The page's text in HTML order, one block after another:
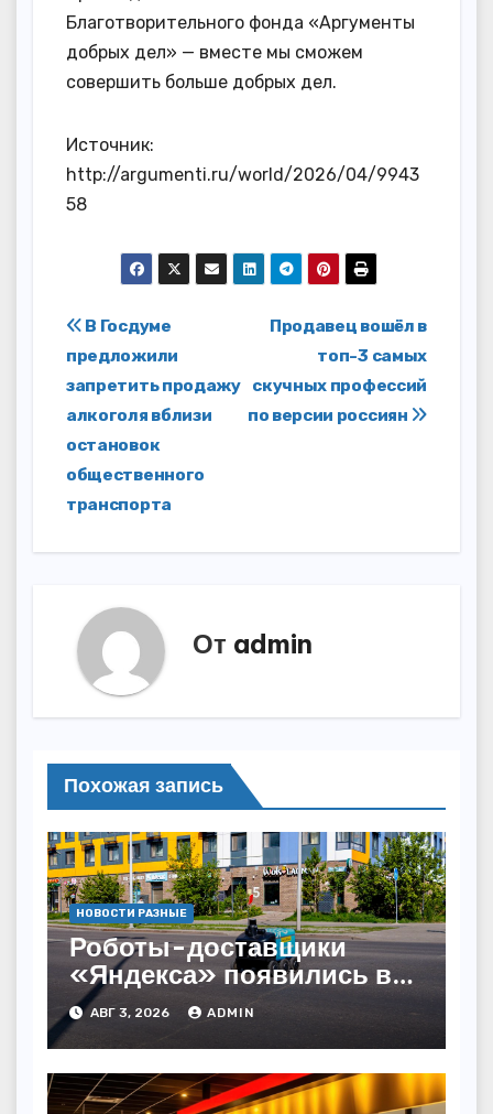
Благотворительного фонда «Аргументы
добрых дел» — вместе мы сможем
совершить больше добрых дел.
Источник:
http://argumenti.ru/world/2026/04/9943
58
Навигация
по
записям
Продавец вошёл в
топ-3 самых
скучных профессий
по версии россиян
В Госдуме
предложили
запретить продажу
алкоголя вблизи
остановок
общественного
транспорта
От admin
Похожая запись
НОВОСТИ РАЗНЫЕ
Роботы-доставщики
«Яндекса» появились в
Казахстане
АВГ 3, 2026 ADMIN